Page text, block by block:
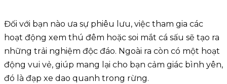
Đối với bạn nào ưa sự phiêu lưu, việc tham gia các
hoạt động xem thú đêm hoặc soi mắt cá sấu sẽ tạo ra
những trải nghiệm độc đáo. Ngoài ra còn có một hoạt
động vui vẻ, giúp mang lại cho bạn cảm giác bình yên,
đó là đạp xe dao quanh trong rừng.